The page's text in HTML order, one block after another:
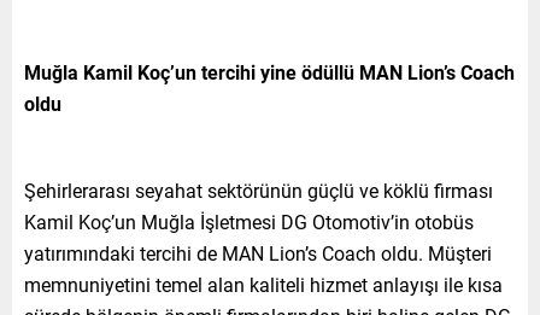
Muğla Kamil Koç’un tercihi yine ödüllü MAN Lion’s Coach
oldu
Şehirlerarası seyahat sektörünün güçlü ve köklü firması
Kamil Koç’un Muğla İşletmesi DG Otomotiv’in otobüs
yatırımındaki tercihi de MAN Lion’s Coach oldu. Müşteri
memnuniyetini temel alan kaliteli hizmet anlayışı ile kısa